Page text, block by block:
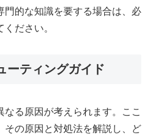
門的な知識を要する場合は、必
ださい。
ーティングガイド
る原因が考えられます。ここ
その原因と対処法を解説し、ど